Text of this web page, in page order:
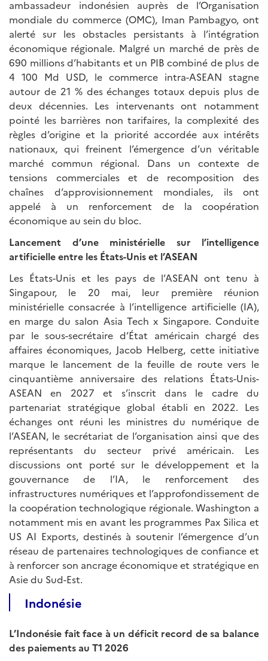
ambassadeur indonésien auprès de l’Organisation
mondiale du commerce (OMC), Iman Pambagyo, ont
alerté sur les obstacles persistants à l’intégration
économique régionale. Malgré un marché de près de
690 millions d’habitants et un PIB combiné de plus de
4 100 Md USD, le commerce intra-ASEAN stagne
autour de 21 % des échanges totaux depuis plus de
deux décennies. Les intervenants ont notamment
pointé les barrières non tarifaires, la complexité des
règles d’origine et la priorité accordée aux intérêts
nationaux, qui freinent l’émergence d’un véritable
marché commun régional. Dans un contexte de
tensions commerciales et de recomposition des
chaînes d’approvisionnement mondiales, ils ont
appelé à un renforcement de la coopération
économique au sein du bloc.
Lancement d’une ministérielle sur l’intelligence
artificielle entre les États-Unis et l’ASEAN
Les États-Unis et les pays de l’ASEAN ont tenu à
Singapour, le 20 mai, leur première réunion
ministérielle consacrée à l’intelligence artificielle (IA),
en marge du salon Asia Tech x Singapore. Conduite
par le sous-secrétaire d’État américain chargé des
affaires économiques, Jacob Helberg, cette initiative
marque le lancement de la feuille de route vers le
cinquantième anniversaire des relations États-Unis-
ASEAN en 2027 et s’inscrit dans le cadre du
partenariat stratégique global établi en 2022. Les
échanges ont réuni les ministres du numérique de
l’ASEAN, le secrétariat de l’organisation ainsi que des
représentants du secteur privé américain. Les
discussions ont porté sur le développement et la
gouvernance de l’IA, le renforcement des
infrastructures numériques et l’approfondissement de
la coopération technologique régionale. Washington a
notamment mis en avant les programmes Pax Silica et
US AI Exports, destinés à soutenir l’émergence d’un
réseau de partenaires technologiques de confiance et
à renforcer son ancrage économique et stratégique en
Asie du Sud-Est.
Indonésie
L’Indonésie fait face à un déficit record de sa balance
des paiements au T1 2026